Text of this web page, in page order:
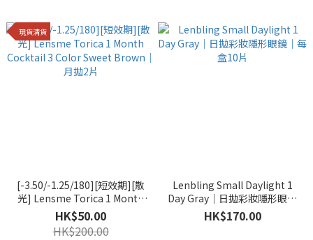
現貨清貨
[-3.50/-1.25/180][短效期][散
光] Lensme Torica 1 Month
Cocktail 3 Color Sweet
Brown｜月拋2片
HK$50.00
HK$200.00
Lenbling Small Daylight 1
Day Gray｜日拋彩妝隱形眼鏡
｜每盒10片
HK$170.00